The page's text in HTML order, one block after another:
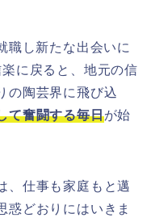
職し新たな出会いに
に戻ると、地元の信
の陶芸界に飛び込
て奮闘する毎日が始
仕事も家庭もと邁
惑どおりにはいきま